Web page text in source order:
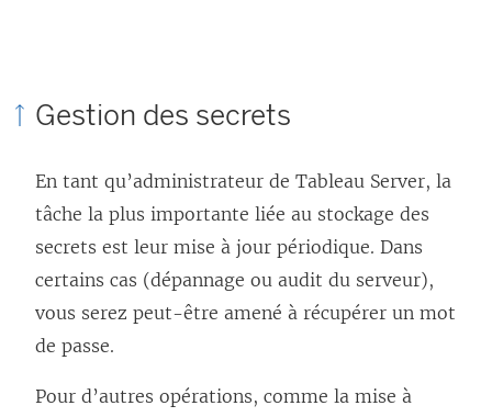
Gestion des secrets
En tant qu’administrateur de Tableau Server, la
tâche la plus importante liée au stockage des
secrets est leur mise à jour périodique. Dans
certains cas (dépannage ou audit du serveur),
vous serez peut-être amené à récupérer un mot
de passe.
Pour d’autres opérations, comme la mise à